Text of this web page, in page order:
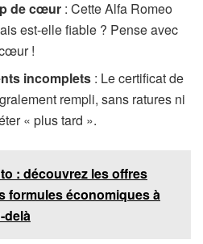
de cœur : Cette Alfa Romeo
est-elle fiable ? Pense avec
!
incomplets : Le certificat de
rempli, sans ratures ni
« plus tard ».
: découvrez les offres
formules économiques à
delà